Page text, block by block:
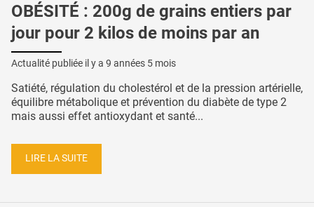
OBÉSITÉ : 200g de grains entiers par
jour pour 2 kilos de moins par an
Actualité publiée il y a 9 années 5 mois
Satiété, régulation du cholestérol et de la pression artérielle,
équilibre métabolique et prévention du diabète de type 2
mais aussi effet antioxydant et santé...
LIRE LA SUITE